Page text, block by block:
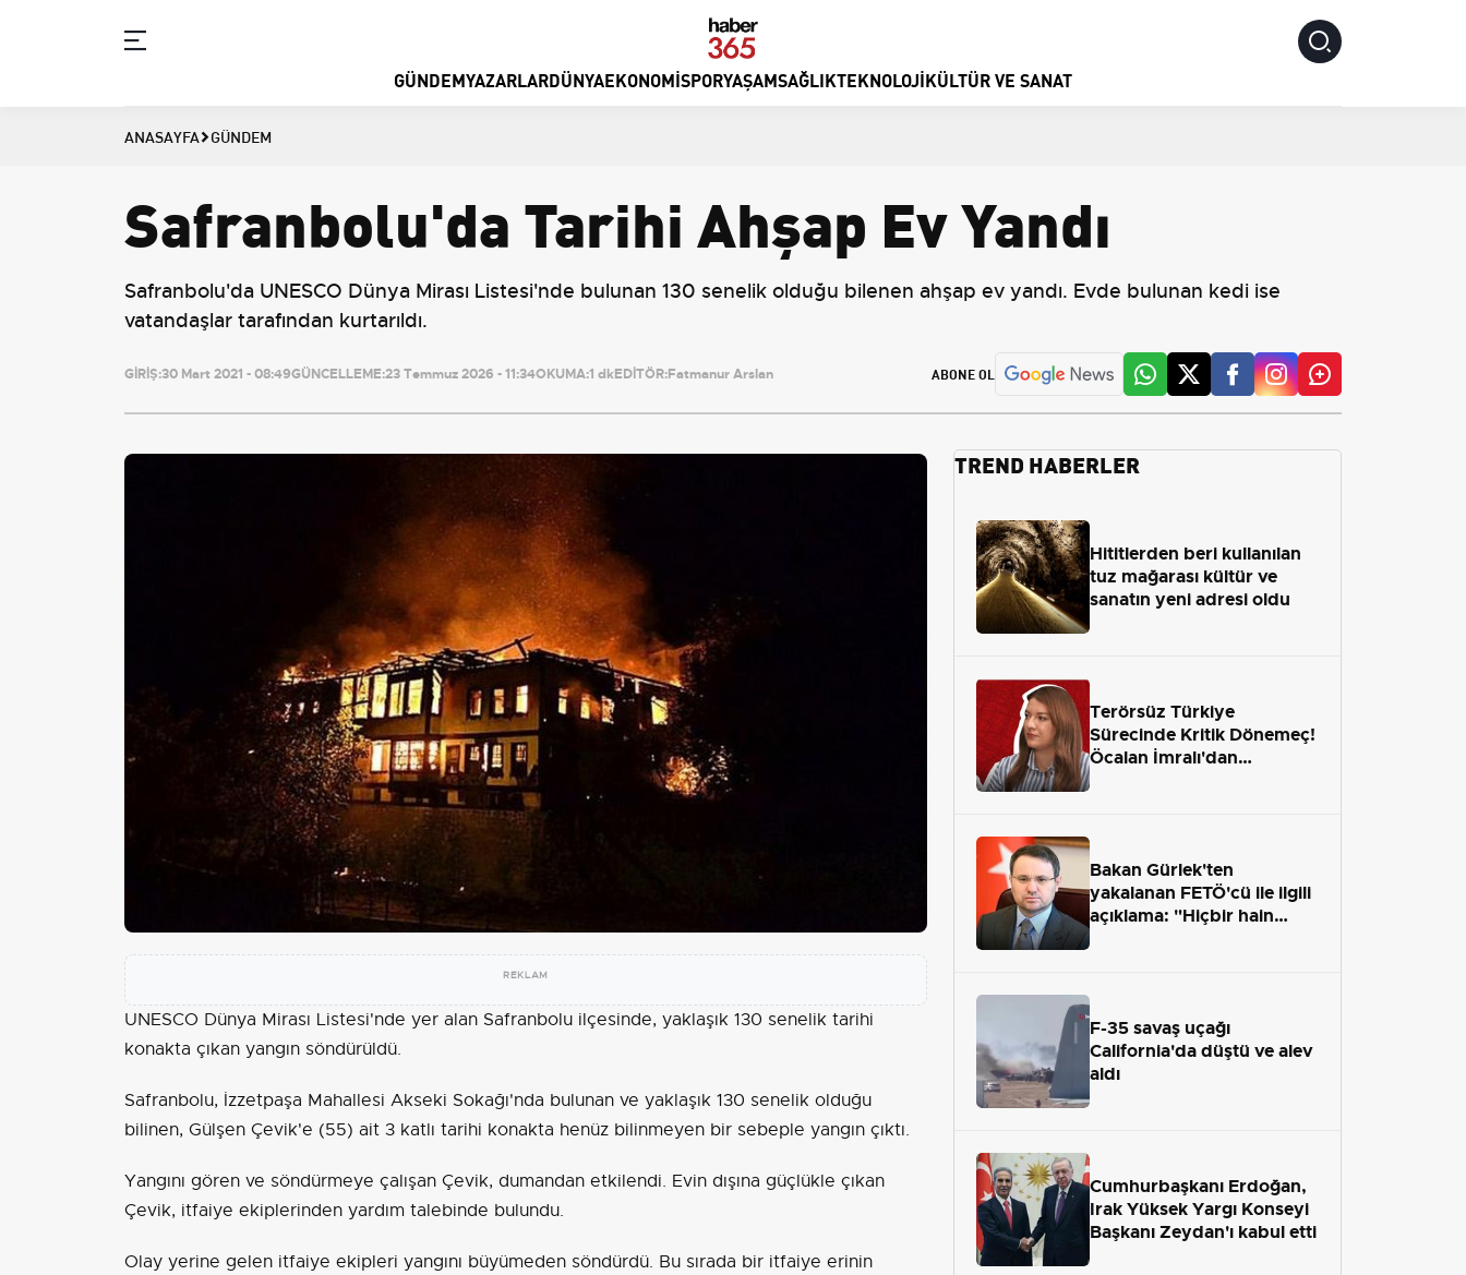
GÜNDEMYAZARLARDÜNYAEKONOMISPORYAŞAMSAĞLIKTEKNOLOJIKÜLTÜR VE SANAT
ANASAYFA GÜNDEM
Safranbolu'da Tarihi Ahşap Ev Yandı
Safranbolu'da UNESCO Dünya Mirası Listesi'nde bulunan 130 senelik olduğu bilenen ahşap ev yandı. Evde bulunan kedi ise
vatandaşlar tarafından kurtarıldı.
GİRİŞ:30 Mart 2021 - 08:49GÜNCELLEME:23 Temmuz 2026 - 11:34OKUMA:1 dkEDİTÖR:Fatmanur Arslan ABONE OL
REKLAM
UNESCO Dünya Mirası Listesi'nde yer alan Safranbolu ilçesinde, yaklaşık 130 senelik tarihi
konakta çıkan yangın söndürüldü.
Safranbolu, İzzetpaşa Mahallesi Akseki Sokağı'nda bulunan ve yaklaşık 130 senelik olduğu
bilinen, Gülşen Çevik'e (55) ait 3 katlı tarihi konakta henüz bilinmeyen bir sebeple yangın çıktı.
Yangını gören ve söndürmeye çalışan Çevik, dumandan etkilendi. Evin dışına güçlükle çıkan
Çevik, itfaiye ekiplerinden yardım talebinde bulundu.
Olay yerine gelen itfaiye ekipleri yangını büyümeden söndürdü. Bu sırada bir itfaiye erinin
TREND HABERLER
Hititlerden beri kullanılan
tuz mağarası kültür ve
sanatın yeni adresi oldu
Terörsüz Türkiye
Sürecinde Kritik Dönemeç!
Öcalan İmralı'dan
Bakan Gürlek'ten
yakalanan FETÖ'cü ile ilgili
açıklama: "Hiçbir hain
F-35 savaş uçağı
California'da düştü ve alev
aldı
Cumhurbaşkanı Erdoğan,
Irak Yüksek Yargı Konseyi
Başkanı Zeydan'ı kabul etti